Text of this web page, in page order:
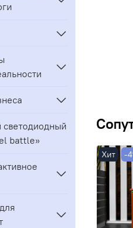
Хит -
светодиодный
battle»